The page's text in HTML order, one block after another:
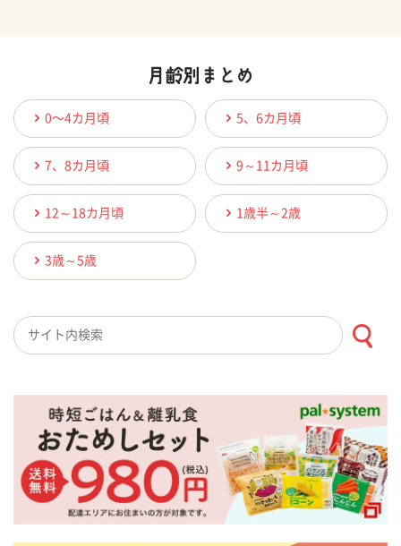
0〜4カ月頃 5、6カ月頃
7、8カ月頃 9～11カ月頃
12～18カ月頃 1歳半～2歳
3歳～5歳
検索キーワード入力